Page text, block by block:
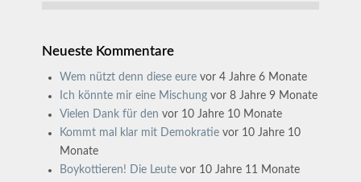
Neueste Kommentare
Wem nützt denn diese eure vor 4 Jahre 6 Monate
Ich könnte mir eine Mischung vor 8 Jahre 9 Monate
Vielen Dank für den vor 10 Jahre 10 Monate
Kommt mal klar mit Demokratie vor 10 Jahre 10
Monate
Boykottieren! Die Leute vor 10 Jahre 11 Monate